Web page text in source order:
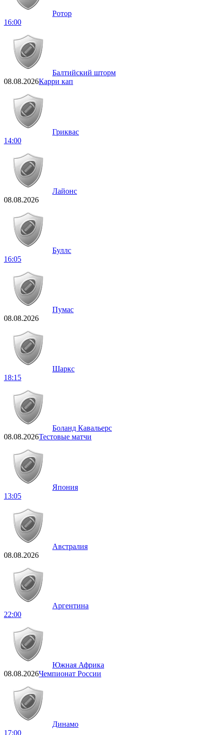
Ротор
16:00
Балтийский шторм
08.08.2026Карри кап
Гриквас
14:00
Лайонс
08.08.2026
Буллс
16:05
Пумас
08.08.2026
Шаркс
18:15
Боланд Кавальерс
08.08.2026Тестовые матчи
Япония
13:05
Австралия
08.08.2026
Аргентина
22:00
Южная Африка
08.08.2026Чемпионат России
Динамо
17:00